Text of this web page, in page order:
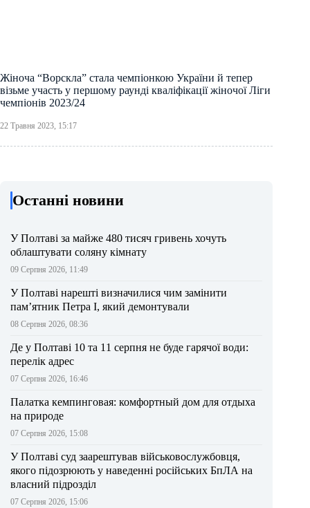
Жіноча “Ворскла” стала чемпіонкою України й тепер
візьме участь у першому раунді кваліфікації жіночої Ліги
чемпіонів 2023/24
22 Травня 2023, 15:17
Останні новини
У Полтаві за майже 480 тисяч гривень хочуть
облаштувати соляну кімнату
09 Серпня 2026, 11:49
У Полтаві нарешті визначилися чим замінити
пам’ятник Петра І, який демонтували
08 Серпня 2026, 08:36
Де у Полтаві 10 та 11 серпня не буде гарячої води:
перелік адрес
07 Серпня 2026, 16:46
Палатка кемпинговая: комфортный дом для отдыха
на природе
07 Серпня 2026, 15:08
У Полтаві суд заарештував військовослужбовця,
якого підозрюють у наведенні російських БпЛА на
власний підрозділ
07 Серпня 2026, 15:06